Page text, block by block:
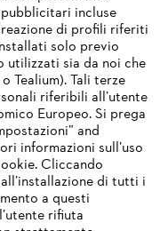
incluse
di profili riferiti
solo previo
utilizzati sia da noi che
Tealium). Tali terze
riferibili all’utente
Europeo. Si prega
and
informazioni sull’uso
Cliccando
di tutti i
a questi
rifiuta